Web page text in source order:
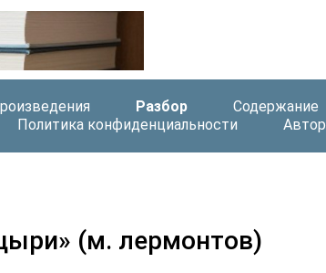
Разбор Содержание
Политика конфиденциальности Автор
(м. лермонтов)